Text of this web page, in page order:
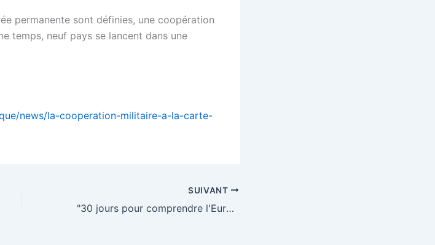
permanente sont définies, une coopération
temps, neuf pays se lancent dans une
news/la-cooperation-militaire-a-la-carte-
SUIVANT
"30 jours pour comprendre l'Europe" : La politique agricole commune (PAC) [n°14]